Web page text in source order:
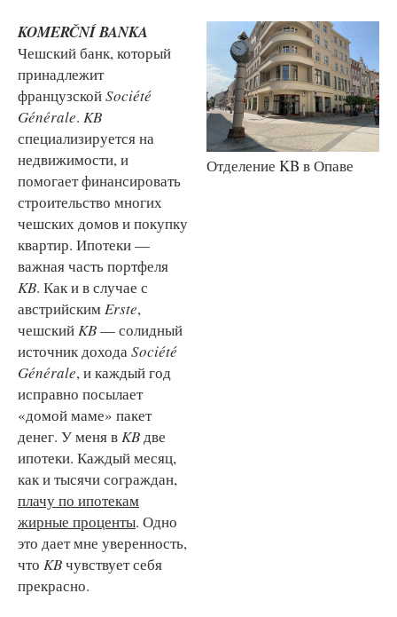
KOMERČNÍ BANKA
Чешский банк, который
принадлежит
французскойSociété
Générale. KB
специализируется на
недвижимости, и
помогает финансировать
строительство многих
чешских домов и покупку
квартир. Ипотеки —
важная часть портфеля
KB. Как и в случае с
австрийскимErste,
чешскийKB— солидный
источник доходаSociété
Générale, и каждый год
исправно посылает
«домой маме» пакет
денег. У меня вKBдве
ипотеки. Каждый месяц,
как и тысячи сограждан,
плачу по ипотекам
жирные проценты. Одно
это дает мне уверенность,
что KBчувствует себя
прекрасно.
Отделение KB в Опаве